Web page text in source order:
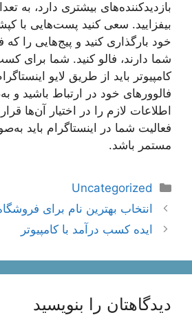
بازدیدکننده‌های بیشتری دارد، به
بیفزایید. سعی کنید پست‌هایی با
خود بارگذاری کنید و پیج‌هایی را که
شما دارند، فالو کنید. شما برای
کامپیوتر باید از طریق لایو
فالوورهای خود در ارتباط باشید
اطلاعات لازم را در اختیار آن‌ها
فعالیت شما در اینستاگرام باید
مستمر باشد.
دسته‌ها
Uncategorized
ناوبری
نوشته‌ها
انتخاب بهترین نام برای
ایده کسب درآمد با کامپیوتر
دیدگاهتان را بنویسید